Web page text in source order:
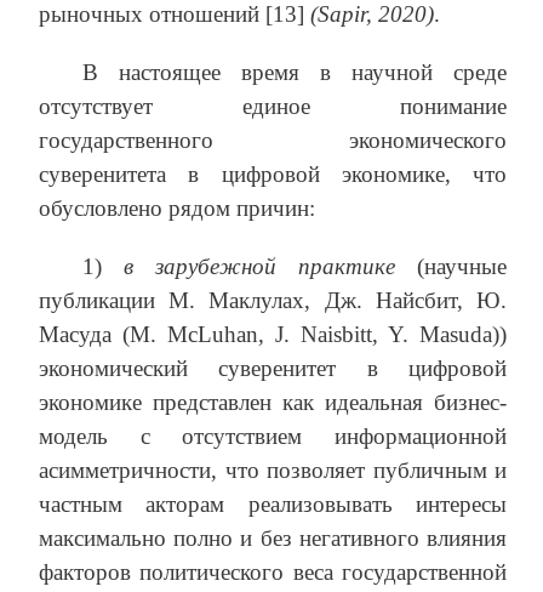
рыночных отношений [13] (Sapir, 2020).
В настоящее время в научной среде
отсутствует единое понимание
государственного экономического
суверенитета в цифровой экономике, что
обусловлено рядом причин:
1) в зарубежной практике (научные
публикации М. Маклулах, Дж. Найсбит, Ю.
Масуда (M. McLuhan, J. Naisbitt, Y. Masuda))
экономический суверенитет в цифровой
экономике представлен как идеальная бизнес-
модель с отсутствием информационной
асимметричности, что позволяет публичным и
частным акторам реализовывать интересы
максимально полно и без негативного влияния
факторов политического веса государственной